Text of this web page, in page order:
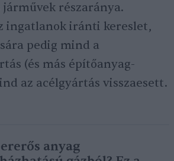
részaránya.
ingatlanok iránti kereslet,
pedig mind a
(és más építőanyag-
az acélgyártás visszaesett.
anyag